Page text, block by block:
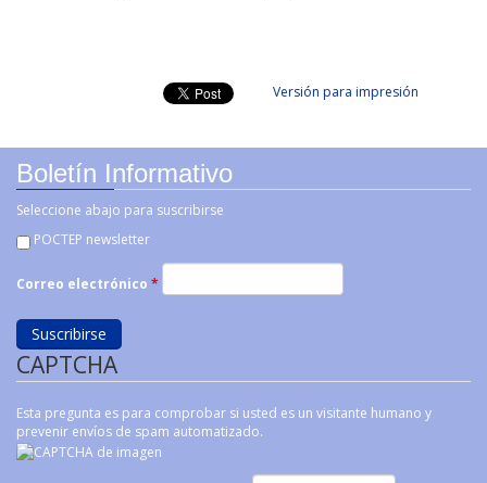
Versión para impresión
Boletín Informativo
Seleccione abajo para suscribirse
POCTEP newsletter
Correo electrónico *
CAPTCHA
Esta pregunta es para comprobar si usted es un visitante humano y
prevenir envíos de spam automatizado.